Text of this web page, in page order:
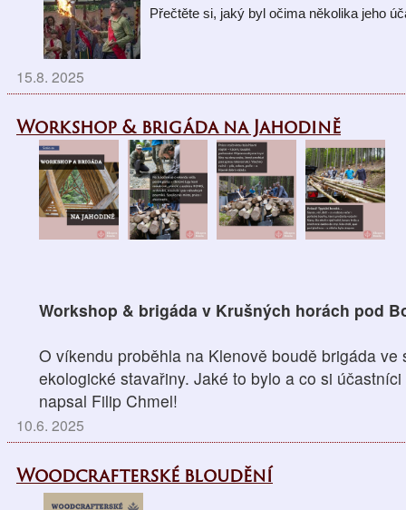
Přečtěte si, jaký byl očima několika jeho
15.8. 2025
Workshop & brigáda na Jahodině
Workshop & brigáda v Krušných horách pod
O víkendu proběhla na Klenově boudě brigáda ve
ekologické stavařiny. Jaké to bylo a co si
napsal Filip Chmel!
10.6. 2025
Woodcrafterské bloudění